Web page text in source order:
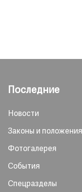
Последние
Новости
Законы и положения
Фотогалерея
События
Спецразделы